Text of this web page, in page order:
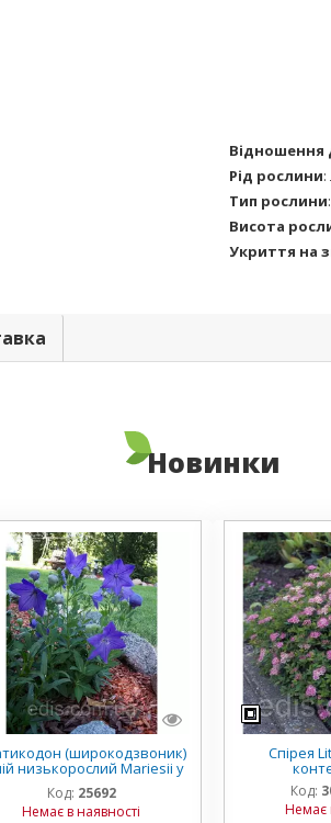
Відношення
Рід рослини:
Тип рослини:
Висота
Укриття на
Новинки
(широкодзвоник)
низькорослий Mariesii у
горщику
Код: 25692
Немає в наявності
Спірея
Код:
Немає